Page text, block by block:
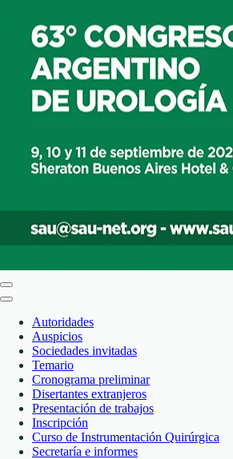
Autoridades
Auspicios
Sociedades invitadas
Temario
Cronograma preliminar
Disertantes extranjeros
Presentación de trabajos
Inscripción
Curso de Instrumentación Quirúrgica
Secretaría e informes